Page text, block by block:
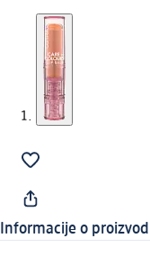
Informacije o